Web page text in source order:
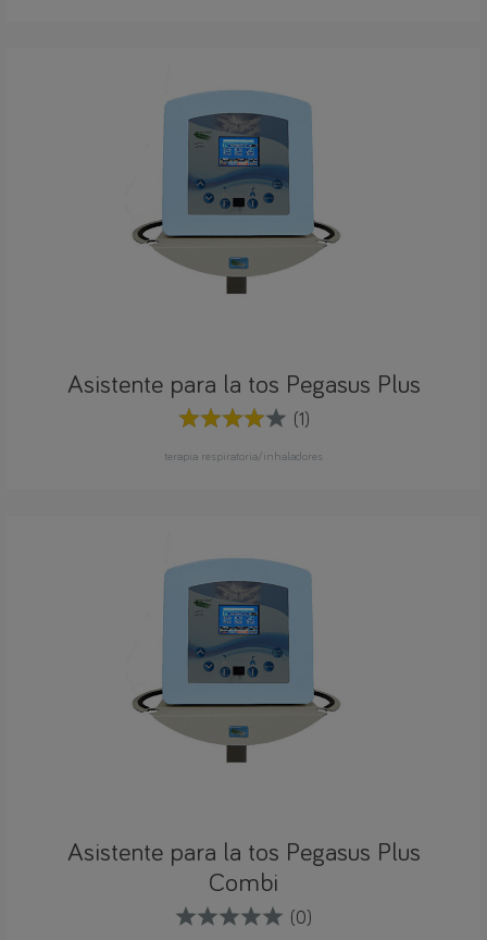
Asistente para la tos Pegasus Plus
(1)
terapia respiratoria/inhaladores
Asistente para la tos Pegasus Plus
Combi
(0)